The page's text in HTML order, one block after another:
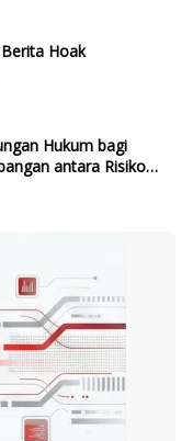
Hoak
Hukum bagi
antara Risiko